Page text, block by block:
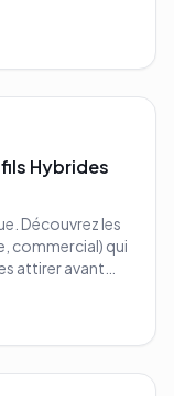
Hybrides
Découvrez les
commercial) qui
attirer avant